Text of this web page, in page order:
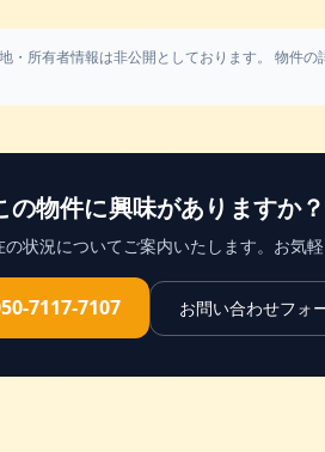
・所有者情報は非公開としております。 物件
の物件に興味がありますか？
状況についてご案内いたします。お気軽
7117-7107 お問い合わせフォ